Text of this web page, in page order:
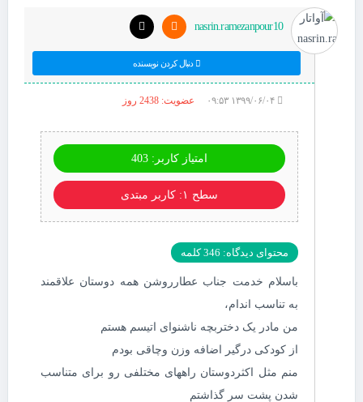
nasrin.ramezanpour10
دنبال کردن نویسنده
عضویت: 2438 روز
امتیاز کاربر: 403
سطح ۱: کاربر مبتدی
محتوای دیدگاه: 346 کلمه
باسلام خدمت جناب عطارروشن همه دوستان علاقمند
به تناسب اندام،
من مادر یک دختربچه ناشنوای اتیسم هستم
از کودکی درگیر اضافه وزن وچاقی بودم
منم مثل اکثردوستان راههای مختلفی رو برای متناسب
شدن پشت سر گذاشتم